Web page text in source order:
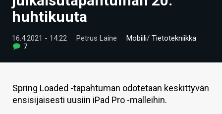
ARTIKKELIT
VIDEOT
HINTA.FI
huhtikuuta
16.4.2021 - 14:22 Petrus Laine Mobiili/ Tietotekniikka
7
Spring Loaded -tapahtuman odotetaan keskittyvän
ensisijaisesti uusiin iPad Pro -malleihin.